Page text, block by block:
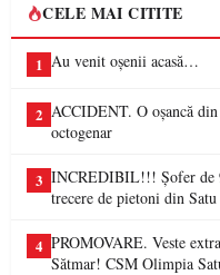
CELE MAI CITITE
1 Au venit oșenii acasă…
2 ACCIDENT. O oșancă
octogenar
3 INCREDIBIL!!! Șofer de
trecere de pietoni din
4 PROMOVARE. Veste
Sătmar! CSM Olimpia